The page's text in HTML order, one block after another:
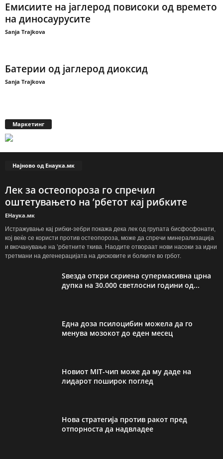
Емисиите на јаглерод повисоки од времето
на диносаурусите
Sanja Trajkova
Батерии од јаглерод диоксид
Sanja Trajkova
Маркетинг
Најново од Енаука.мк
Лек за остеопороза го спречил
оштетувањето на ’рбетот кај рибките
ЕНаука.мк
Истражување кај рибки-зебри покажа дека лек од групата бисфосфонати,
кој веќе се користи против остеопороза, може да спречи минерализација
и вкочанување на ’рбетните ткива. Наодите отвораат нови насоки за идни
третмани на дегенерацијата на дисковите и болките во грбот.
Ѕвезда откри скриена супермасивна црна
дупка на 30.000 светлосни години од...
Една доза псилоцибин можела да го
менува мозокот до еден месец
Новиот MIT-чип може да му даде на
лидарот поширок поглед
Нова стратегија против ракот пред
отпорноста да надвладее